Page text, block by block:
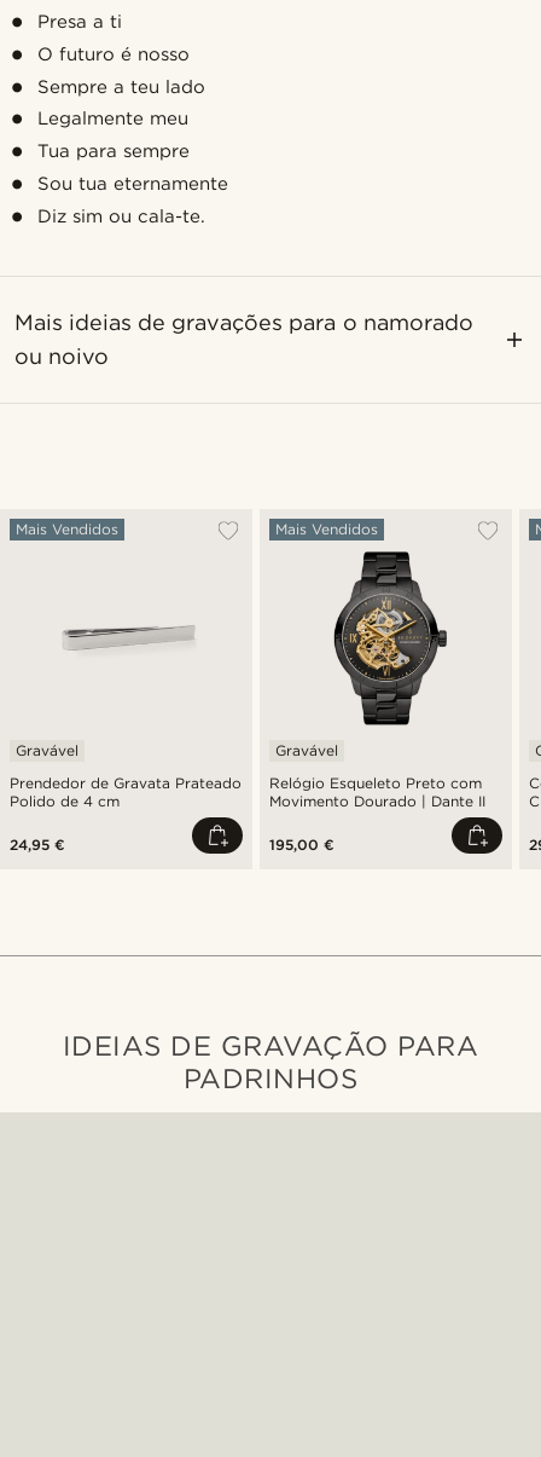
Presa a ti
O futuro é nosso
Sempre a teu lado
Legalmente meu
Tua para sempre
Sou tua eternamente
Diz sim ou cala-te.
Mais ideias de gravações para o namorado
ou noivo
Prendedor de Gravata Prateado
Polido de 4 cm
Mais Vendidos
Gravável
24,95 €
Relógio Esqueleto Preto com
Movimento Dourado | Dante II
Mais Vendidos
Gravável
195,00 €
IDEIAS DE GRAVAÇÃO PARA
PADRINHOS